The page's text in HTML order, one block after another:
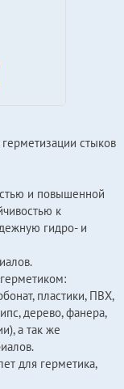
стыков
и повышенной
к
гидро- и
пластики, ПВХ,
дерево, фанера,
а так же
для герметика,